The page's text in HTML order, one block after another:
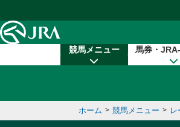
競馬メニュー 馬券・
ホーム > 競馬メニュー >